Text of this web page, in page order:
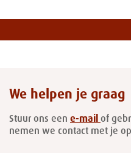
We helpen je graag
Stuur ons een e-mail of
nemen we contact met je